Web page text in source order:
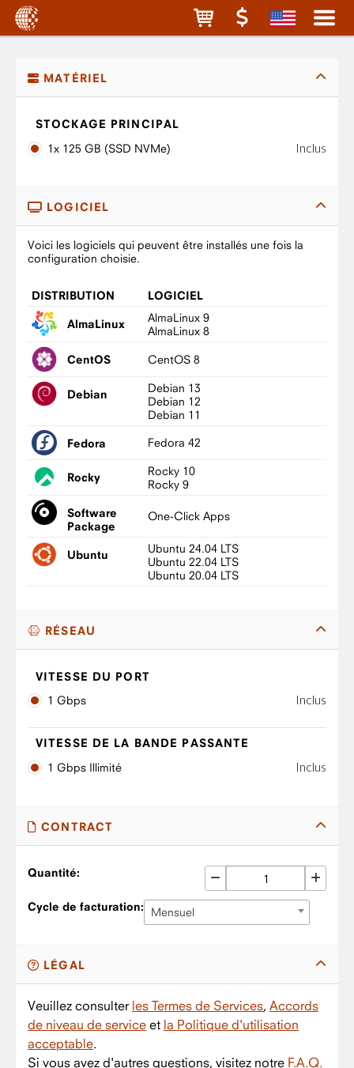
MATÉRIEL
STOCKAGE PRINCIPAL
1x 125 GB (SSD NVMe)
Inclus
LOGICIEL
Voici les logiciels qui peuvent être installés une fois la
configuration choisie.
DISTRIBUTION LOGICIEL
AlmaLinux
AlmaLinux 9
AlmaLinux 8
CentOS CentOS 8
Debian
Debian 13
Debian 12
Debian 11
Fedora Fedora 42
Rocky
Rocky 10
Rocky 9
Software
Package
One-Click Apps
Ubuntu
Ubuntu 24.04 LTS
Ubuntu 22.04 LTS
Ubuntu 20.04 LTS
RÉSEAU
VITESSE DU PORT
1 Gbps
Inclus
VITESSE DE LA BANDE PASSANTE
1 Gbps Illimité
Inclus
CONTRACT
Quantité:
Cycle de facturation: Mensuel
LÉGAL
Veuillez consulter les Termes de Services, Accords
de niveau de service et la Politique d'utilisation
acceptable.
Si vous avez d'autres questions, visitez notre F.A.Q.